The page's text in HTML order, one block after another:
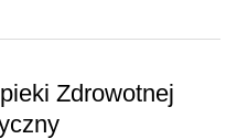
Zdrowotnej